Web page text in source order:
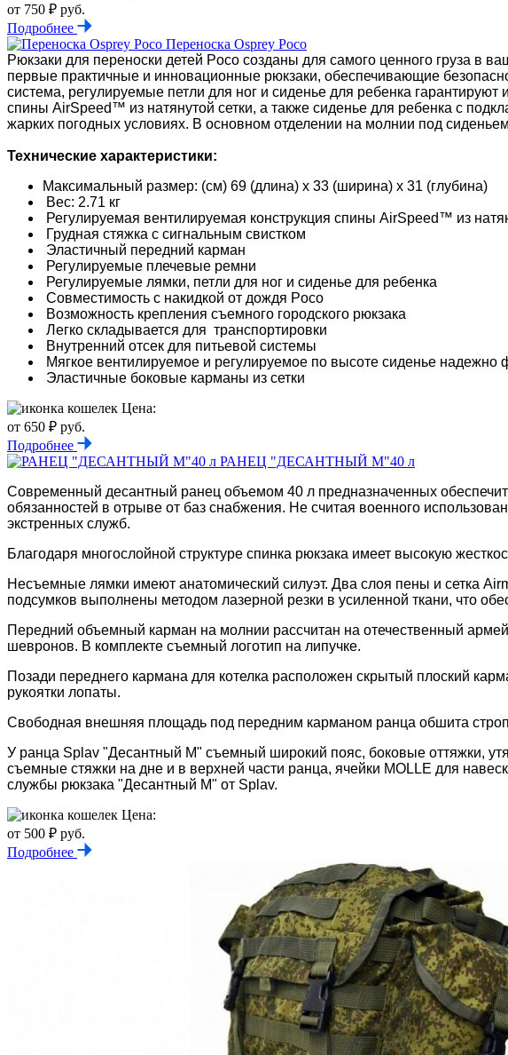
от 750 ₽ руб.
Подробнее
Переноска Osprey Poco
Рюкзаки для переноски детей Poco созданы для самого ценного груза
первые практичные и инновационные рюкзаки, обеспечивающие
система, регулируемые петли для ног и сиденье для ребенка
спины AirSpeed™ из натянутой сетки, а также сиденье для ребенка с
жарких погодных условиях. В основном отделении на молнии под
Технические характеристики:
Максимальный размер: (см) 69 (длина) x 33 (ширина) x 31 (глубина)
Вес: 2.71 кг
Регулируемая вентилируемая конструкция спины AirSpeed™ из
Грудная стяжка с сигнальным свистком
Эластичный передний карман
Регулируемые плечевые ремни
Регулируемые лямки, петли для ног и сиденье для ребенка
Совместимость с накидкой от дождя Poco
Возможность крепления съемного городского рюкзака
Легко складывается для транспортировки
Внутренний отсек для питьевой системы
Мягкое вентилируемое и регулируемое по высоте сиденье
Эластичные боковые карманы из сетки
Цена:
от 650 ₽ руб.
Подробнее
РАНЕЦ "ДЕСАНТНЫЙ М"40 л
Современный десантный ранец объемом 40 л предназначенных
обязанностей в отрыве от баз снабжения. Не считая военного
экстренных служб.
Благодаря многослойной структуре спинка рюкзака имеет высокую
Несъемные лямки имеют анатомический силуэт. Два слоя пены и сетка
подсумков выполнены методом лазерной резки в усиленной ткани, что
Передний объемный карман на молнии рассчитан на отечественный
шевронов. В комплекте съемный логотип на липучке.
Позади переднего кармана для котелка расположен скрытый плоский
рукоятки лопаты.
Свободная внешняя площадь под передним карманом ранца обшита
У ранца Splav "Десантный М" съемный широкий пояс, боковые оттяжки,
съемные стяжки на дне и в верхней части ранца, ячейки MOLLE для
службы рюкзака "Десантный М" от Splav.
Цена:
от 500 ₽ руб.
Подробнее